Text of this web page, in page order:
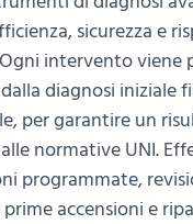
sicurezza e
intervento viene
diagnosi iniziale
per garantire un
normative UNI.
programmate,
accensioni e